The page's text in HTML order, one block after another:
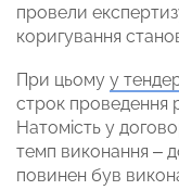
провели
коригування
При цьому у
строк проведення
Натомість у
темп виконання –
повинен був